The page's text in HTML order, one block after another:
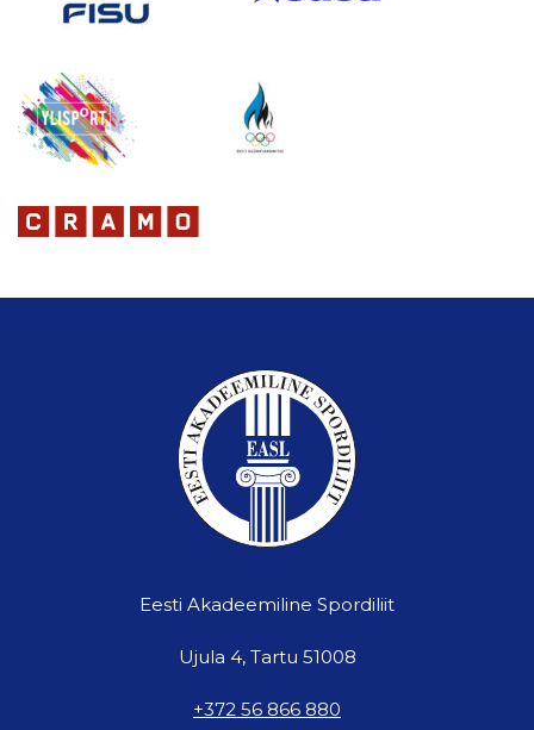
Eesti Akadeemiline Spordiliit
Ujula 4, Tartu 51008
+372 56 866 880